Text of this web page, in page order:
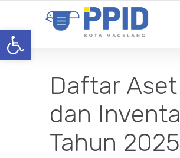
Open toolbar
Daftar Aset
dan
Tahun 2025